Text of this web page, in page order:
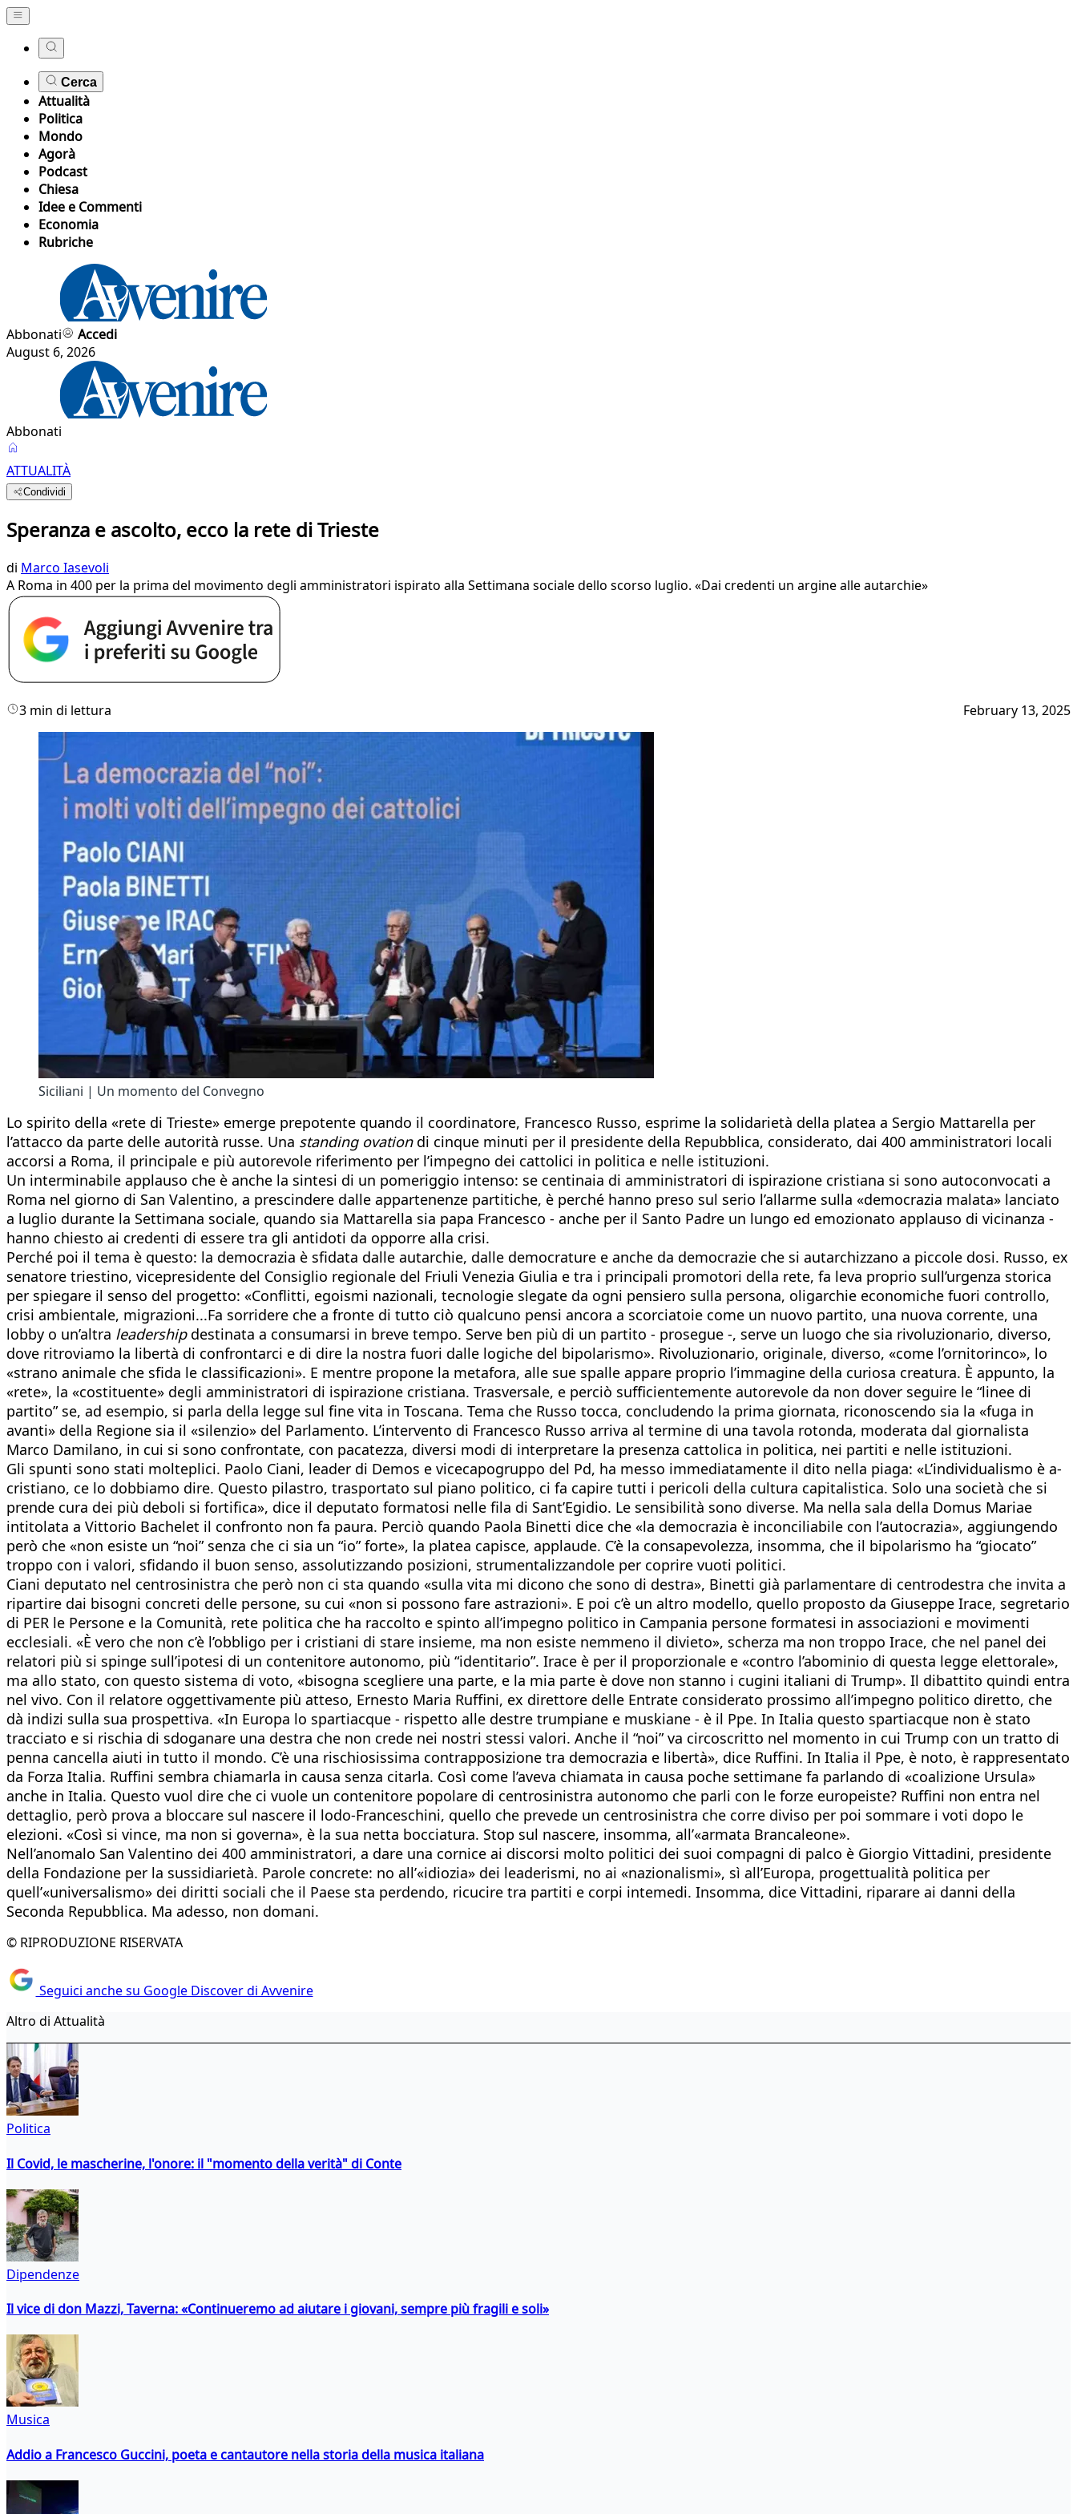
Cerca
Attualità
Politica
Mondo
Agorà
Podcast
Chiesa
Idee e Commenti
Economia
Rubriche
Abbonati
Accedi
August 6, 2026
Abbonati
ATTUALITÀ
Condividi
Speranza e ascolto, ecco la rete di Trieste
di Marco Iasevoli
A Roma in 400 per la prima del movimento degli amministratori ispirato alla Settimana sociale dello scorso luglio. «Dai credenti un argine alle autarchie»
3 min di lettura February 13, 2025
Siciliani | Un momento del Convegno
Lo spirito della «rete di Trieste» emerge prepotente quando il coordinatore, Francesco Russo, esprime la solidarietà della platea a Sergio Mattarella per
l’attacco da parte delle autorità russe. Una standing ovation di cinque minuti per il presidente della Repubblica, considerato, dai 400 amministratori locali
accorsi a Roma, il principale e più autorevole riferimento per l’impegno dei cattolici in politica e nelle istituzioni.
Un interminabile applauso che è anche la sintesi di un pomeriggio intenso: se centinaia di amministratori di ispirazione cristiana si sono autoconvocati a
Roma nel giorno di San Valentino, a prescindere dalle appartenenze partitiche, è perché hanno preso sul serio l’allarme sulla «democrazia malata» lanciato
a luglio durante la Settimana sociale, quando sia Mattarella sia papa Francesco - anche per il Santo Padre un lungo ed emozionato applauso di vicinanza -
hanno chiesto ai credenti di essere tra gli antidoti da opporre alla crisi.
Perché poi il tema è questo: la democrazia è sfidata dalle autarchie, dalle democrature e anche da democrazie che si autarchizzano a piccole dosi. Russo, ex
senatore triestino, vicepresidente del Consiglio regionale del Friuli Venezia Giulia e tra i principali promotori della rete, fa leva proprio sull’urgenza storica
per spiegare il senso del progetto: «Conflitti, egoismi nazionali, tecnologie slegate da ogni pensiero sulla persona, oligarchie economiche fuori controllo,
crisi ambientale, migrazioni...Fa sorridere che a fronte di tutto ciò qualcuno pensi ancora a scorciatoie come un nuovo partito, una nuova corrente, una
lobby o un’altra leadership destinata a consumarsi in breve tempo. Serve ben più di un partito - prosegue -, serve un luogo che sia rivoluzionario, diverso,
dove ritroviamo la libertà di confrontarci e di dire la nostra fuori dalle logiche del bipolarismo». Rivoluzionario, originale, diverso, «come l’ornitorinco», lo
«strano animale che sfida le classificazioni». E mentre propone la metafora, alle sue spalle appare proprio l’immagine della curiosa creatura. È appunto, la
«rete», la «costituente» degli amministratori di ispirazione cristiana. Trasversale, e perciò sufficientemente autorevole da non dover seguire le “linee di
partito” se, ad esempio, si parla della legge sul fine vita in Toscana. Tema che Russo tocca, concludendo la prima giornata, riconoscendo sia la «fuga in
avanti» della Regione sia il «silenzio» del Parlamento. L’intervento di Francesco Russo arriva al termine di una tavola rotonda, moderata dal giornalista
Marco Damilano, in cui si sono confrontate, con pacatezza, diversi modi di interpretare la presenza cattolica in politica, nei partiti e nelle istituzioni.
Gli spunti sono stati molteplici. Paolo Ciani, leader di Demos e vicecapogruppo del Pd, ha messo immediatamente il dito nella piaga: «L’individualismo è a-
cristiano, ce lo dobbiamo dire. Questo pilastro, trasportato sul piano politico, ci fa capire tutti i pericoli della cultura capitalistica. Solo una società che si
prende cura dei più deboli si fortifica», dice il deputato formatosi nelle fila di Sant’Egidio. Le sensibilità sono diverse. Ma nella sala della Domus Mariae
intitolata a Vittorio Bachelet il confronto non fa paura. Perciò quando Paola Binetti dice che «la democrazia è inconciliabile con l’autocrazia», aggiungendo
però che «non esiste un “noi” senza che ci sia un “io” forte», la platea capisce, applaude. C’è la consapevolezza, insomma, che il bipolarismo ha “giocato”
troppo con i valori, sfidando il buon senso, assolutizzando posizioni, strumentalizzandole per coprire vuoti politici.
Ciani deputato nel centrosinistra che però non ci sta quando «sulla vita mi dicono che sono di destra», Binetti già parlamentare di centrodestra che invita a
ripartire dai bisogni concreti delle persone, su cui «non si possono fare astrazioni». E poi c’è un altro modello, quello proposto da Giuseppe Irace, segretario
di PER le Persone e la Comunità, rete politica che ha raccolto e spinto all’impegno politico in Campania persone formatesi in associazioni e movimenti
ecclesiali. «È vero che non c’è l’obbligo per i cristiani di stare insieme, ma non esiste nemmeno il divieto», scherza ma non troppo Irace, che nel panel dei
relatori più si spinge sull’ipotesi di un contenitore autonomo, più “identitario”. Irace è per il proporzionale e «contro l’abominio di questa legge elettorale»,
ma allo stato, con questo sistema di voto, «bisogna scegliere una parte, e la mia parte è dove non stanno i cugini italiani di Trump». Il dibattito quindi entra
nel vivo. Con il relatore oggettivamente più atteso, Ernesto Maria Ruffini, ex direttore delle Entrate considerato prossimo all’impegno politico diretto, che
dà indizi sulla sua prospettiva. «In Europa lo spartiacque - rispetto alle destre trumpiane e muskiane - è il Ppe. In Italia questo spartiacque non è stato
tracciato e si rischia di sdoganare una destra che non crede nei nostri stessi valori. Anche il “noi” va circoscritto nel momento in cui Trump con un tratto di
penna cancella aiuti in tutto il mondo. C’è una rischiosissima contrapposizione tra democrazia e libertà», dice Ruffini. In Italia il Ppe, è noto, è rappresentato
da Forza Italia. Ruffini sembra chiamarla in causa senza citarla. Così come l’aveva chiamata in causa poche settimane fa parlando di «coalizione Ursula»
anche in Italia. Questo vuol dire che ci vuole un contenitore popolare di centrosinistra autonomo che parli con le forze europeiste? Ruffini non entra nel
dettaglio, però prova a bloccare sul nascere il lodo-Franceschini, quello che prevede un centrosinistra che corre diviso per poi sommare i voti dopo le
elezioni. «Così si vince, ma non si governa», è la sua netta bocciatura. Stop sul nascere, insomma, all’«armata Brancaleone».
Nell’anomalo San Valentino dei 400 amministratori, a dare una cornice ai discorsi molto politici dei suoi compagni di palco è Giorgio Vittadini, presidente
della Fondazione per la sussidiarietà. Parole concrete: no all’«idiozia» dei leaderismi, no ai «nazionalismi», sì all’Europa, progettualità politica per
quell’«universalismo» dei diritti sociali che il Paese sta perdendo, ricucire tra partiti e corpi intemedi. Insomma, dice Vittadini, riparare ai danni della
Seconda Repubblica. Ma adesso, non domani.
© RIPRODUZIONE RISERVATA
Seguici anche su Google Discover di Avvenire
Altro di Attualità
Politica
Il Covid, le mascherine, l'onore: il "momento della verità" di Conte
Dipendenze
Il vice di don Mazzi, Taverna: «Continueremo ad aiutare i giovani, sempre più fragili e soli»
Musica
Addio a Francesco Guccini, poeta e cantautore nella storia della musica italiana